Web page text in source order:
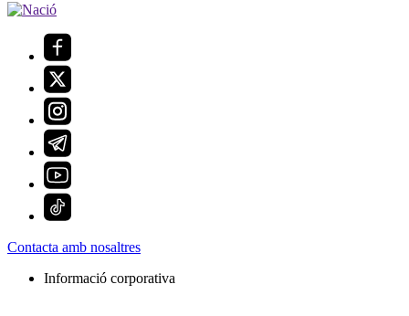
Contacta amb nosaltres
Informació corporativa